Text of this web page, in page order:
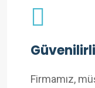
Firmamız,